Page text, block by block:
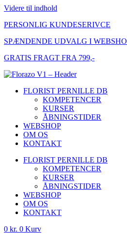
Videre til indhold
PERSONLIG KUNDESERIVCE
SPÆNDENDE UDVALG I
GRATIS FRAGT FRA 799,-
FLORIST PERNILLE DB
KOMPETENCER
KURSER
ÅBNINGSTIDER
WEBSHOP
OM OS
KONTAKT
FLORIST PERNILLE DB
KOMPETENCER
KURSER
ÅBNINGSTIDER
WEBSHOP
OM OS
KONTAKT
0 kr. 0 Kurv